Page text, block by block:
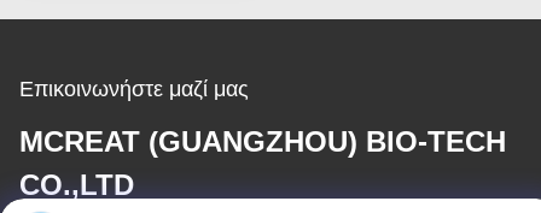
Επικοινωνήστε μαζί μας
MCREAT (GUANGZHOU) BIO-TECH
CO.,LTD